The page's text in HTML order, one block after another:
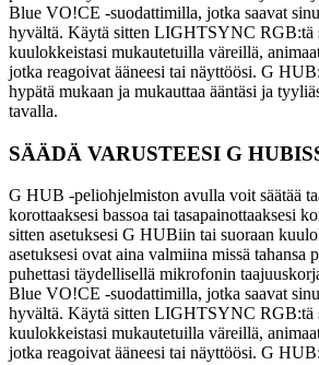
Blue VO!CE -suodattimilla, jotka saavat
hyvältä. Käytä sitten LIGHTSYNC RGB:tä
kuulokkeistasi mukautetuilla väreillä,
jotka reagoivat ääneesi tai näyttöösi. G
hypätä mukaan ja mukauttaa ääntäsi ja
tavalla.
SÄÄDÄ VARUSTEESI G
G HUB -peliohjelmiston avulla voit säätää
korottaaksesi bassoa tai tasapainottaaksesi
sitten asetuksesi G HUBiin tai suoraan
asetuksesi ovat aina valmiina missä tahansa
puhettasi täydellisellä mikrofonin
Blue VO!CE -suodattimilla, jotka saavat
hyvältä. Käytä sitten LIGHTSYNC RGB:tä
kuulokkeistasi mukautetuilla väreillä,
jotka reagoivat ääneesi tai näyttöösi. G